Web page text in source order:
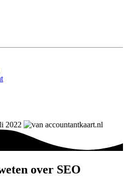
2022
over SEO